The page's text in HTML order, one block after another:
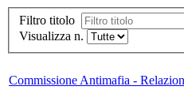
Filtro titolo
Visualizza n.
Commissione Antimafia -